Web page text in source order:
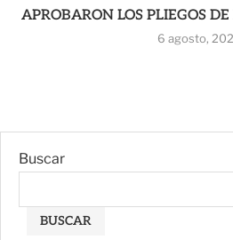
APROBARON LOS PLIEGOS
6 agosto,
Buscar
BUSCAR